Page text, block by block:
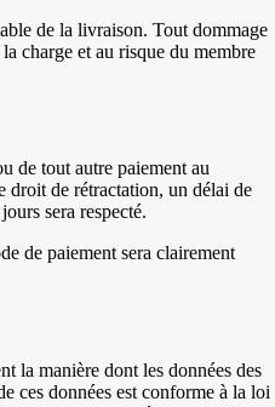
de la livraison. Tout dommage
charge et au risque du membre
de tout autre paiement au
droit de rétractation, un délai de
sera respecté.
de paiement sera clairement
la manière dont les données des
ces données est conforme à la loi